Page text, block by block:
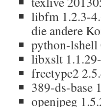
libfm 1.2.3-
die andere
python-
libxslt
freetype2
389-ds-base
openjpeg